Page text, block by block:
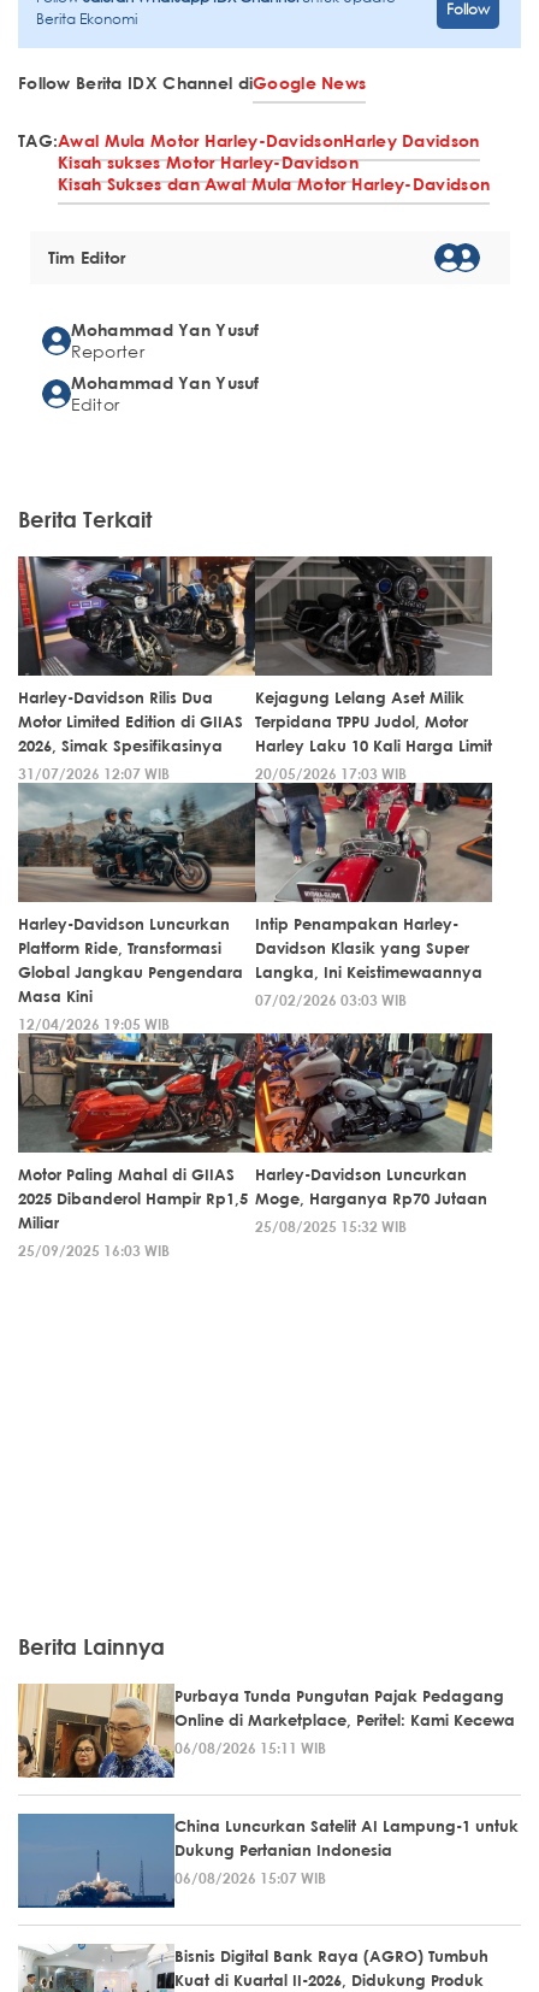
Berita Ekonomi
Follow
Follow Berita IDX Channel diGoogle News
TAG:Awal Mula Motor Harley-DavidsonHarley Davidson
Kisah sukses Motor Harley-Davidson
Kisah Sukses dan Awal Mula Motor Harley-Davidson
Tim Editor
Mohammad Yan Yusuf
Reporter
Mohammad Yan Yusuf
Editor
Berita Terkait
Harley-Davidson Rilis Dua
Motor Limited Edition di GIIAS
2026, Simak Spesifikasinya
31/07/2026 12:07 WIB
Kejagung Lelang Aset Milik
Terpidana TPPU Judol, Motor
Harley Laku 10 Kali Harga Limit
20/05/2026 17:03 WIB
Harley-Davidson Luncurkan
Platform Ride, Transformasi
Global Jangkau Pengendara
Masa Kini
12/04/2026 19:05 WIB
Intip Penampakan Harley-
Davidson Klasik yang Super
Langka, Ini Keistimewaannya
07/02/2026 03:03 WIB
Motor Paling Mahal di GIIAS
2025 Dibanderol Hampir Rp1,5
Miliar
25/09/2025 16:03 WIB
Harley-Davidson Luncurkan
Moge, Harganya Rp70 Jutaan
25/08/2025 15:32 WIB
Berita Lainnya
Purbaya Tunda Pungutan Pajak Pedagang
Online di Marketplace, Peritel: Kami Kecewa
06/08/2026 15:11 WIB
China Luncurkan Satelit AI Lampung-1 untuk
Dukung Pertanian Indonesia
06/08/2026 15:07 WIB
Bisnis Digital Bank Raya (AGRO) Tumbuh
Kuat di Kuartal II-2026, Didukung Produk